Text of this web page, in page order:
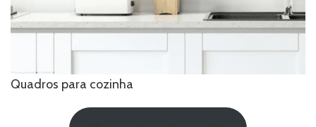
Quadros para cozinha